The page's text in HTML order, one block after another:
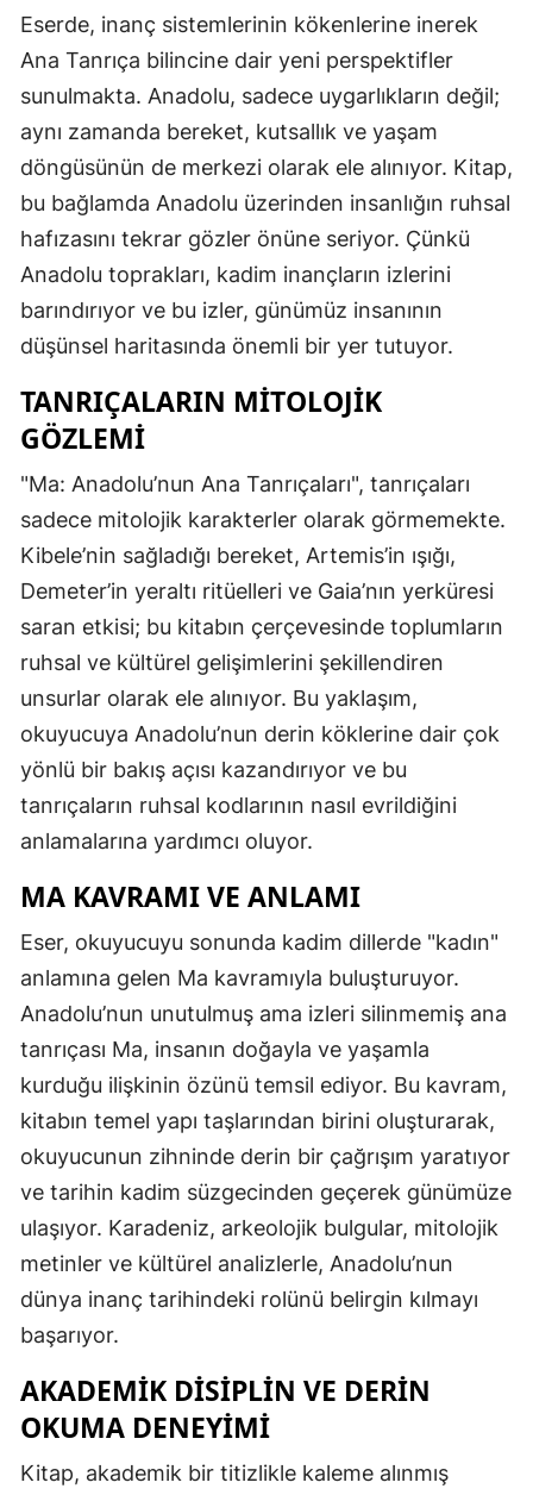
Eserde, inanç sistemlerinin kökenlerine inerek
Ana Tanrıça bilincine dair yeni perspektifler
sunulmakta. Anadolu, sadece uygarlıkların değil;
aynı zamanda bereket, kutsallık ve yaşam
döngüsünün de merkezi olarak ele alınıyor. Kitap,
bu bağlamda Anadolu üzerinden insanlığın ruhsal
hafızasını tekrar gözler önüne seriyor. Çünkü
Anadolu toprakları, kadim inançların izlerini
barındırıyor ve bu izler, günümüz insanının
düşünsel haritasında önemli bir yer tutuyor.
TANRIÇALARIN MITOLOJIK
GÖZLEMI
"Ma: Anadolu’nun Ana Tanrıçaları", tanrıçaları
sadece mitolojik karakterler olarak görmemekte.
Kibele’nin sağladığı bereket, Artemis’in ışığı,
Demeter’in yeraltı ritüelleri ve Gaia’nın yerküresi
saran etkisi; bu kitabın çerçevesinde toplumların
ruhsal ve kültürel gelişimlerini şekillendiren
unsurlar olarak ele alınıyor. Bu yaklaşım,
okuyucuya Anadolu’nun derin köklerine dair çok
yönlü bir bakış açısı kazandırıyor ve bu
tanrıçaların ruhsal kodlarının nasıl evrildiğini
anlamalarına yardımcı oluyor.
MA KAVRAMI VE ANLAMI
Eser, okuyucuyu sonunda kadim dillerde "kadın"
anlamına gelen Ma kavramıyla buluşturuyor.
Anadolu’nun unutulmuş ama izleri silinmemiş ana
tanrıçası Ma, insanın doğayla ve yaşamla
kurduğu ilişkinin özünü temsil ediyor. Bu kavram,
kitabın temel yapı taşlarından birini oluşturarak,
okuyucunun zihninde derin bir çağrışım yaratıyor
ve tarihin kadim süzgecinden geçerek günümüze
ulaşıyor. Karadeniz, arkeolojik bulgular, mitolojik
metinler ve kültürel analizlerle, Anadolu’nun
dünya inanç tarihindeki rolünü belirgin kılmayı
başarıyor.
AKADEMIK DISIPLIN VE DERIN
OKUMA DENEYIMI
Kitap, akademik bir titizlikle kaleme alınmış